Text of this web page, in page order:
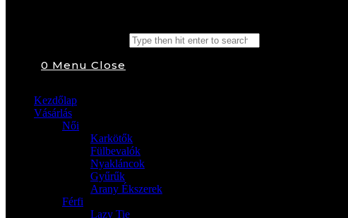
0 Menu Close
Kezdőlap
Vásárlás
Női
Karkötők
Fülbevalók
Nyakláncok
Gyűrűk
Arany Ékszerek
Férfi
Lazy Tie